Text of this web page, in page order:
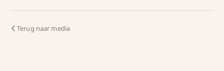
Terug naar media